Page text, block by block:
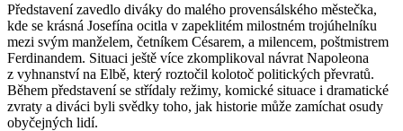
Představení zavedlo diváky do malého provensálského městečka,
kde se krásná Josefína ocitla v zapeklitém milostném trojúhelníku
mezi svým manželem, četníkem Césarem, a milencem, poštmistrem
Ferdinandem. Situaci ještě více zkomplikoval návrat Napoleona
z vyhnanství na Elbě, který roztočil kolotoč politických převratů.
Během představení se střídaly režimy, komické situace i dramatické
zvraty a diváci byli svědky toho, jak historie může zamíchat osudy
obyčejných lidí.